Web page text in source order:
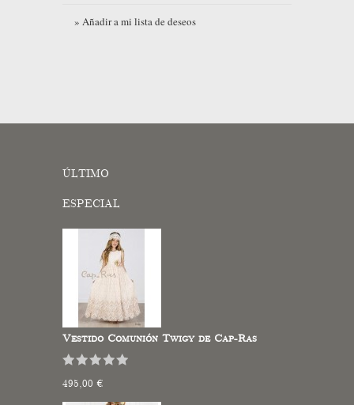
» Añadir a mi lista de deseos
ÚLTIMO
ESPECIAL
Vestido Comunión Twigy de Cap-Ras
495,00 €